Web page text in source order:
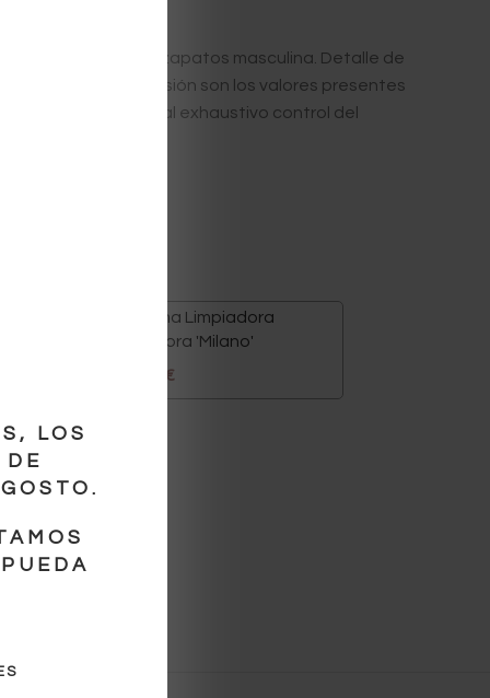
en la colección de zapatos masculina. Detalle de
experiencia y precisión son los valores presentes
y al exhaustivo control del
Crema Limpiadora
Incolora 'Milano'
€
LOS